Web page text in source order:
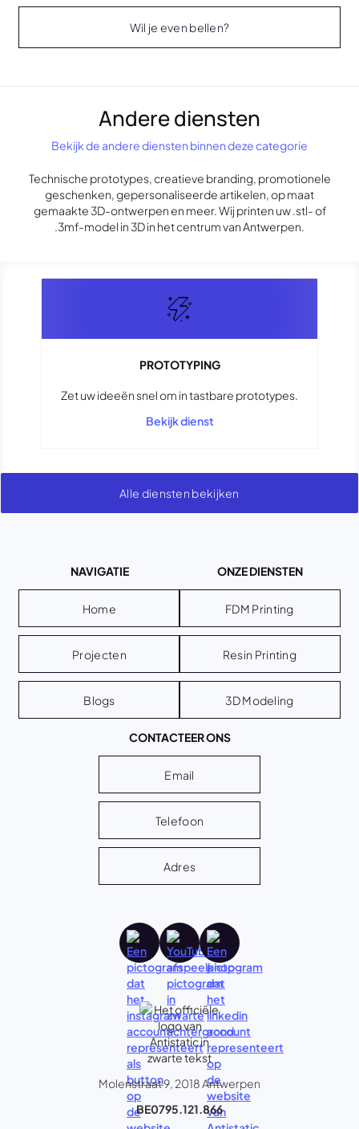
Wil je even bellen?
Andere diensten
Bekijk de andere diensten binnen deze categorie
Technische prototypes, creatieve branding, promotionele
geschenken, gepersonaliseerde artikelen, op maat
gemaakte 3D-ontwerpen en meer. Wij printen uw .stl- of
.3mf-model in 3D in het centrum van Antwerpen.
PROTOTYPING
Zet uw ideeën snel om in tastbare prototypes.
Bekijk dienst
Alle diensten bekijken
NAVIGATIE
Home
Projecten
Blogs
ONZE DIENSTEN
FDM Printing
Resin Printing
3D Modeling
CONTACTEER ONS
Email
Telefoon
Adres
Molenstraat 9, 2018 Antwerpen
BE0795.121.866